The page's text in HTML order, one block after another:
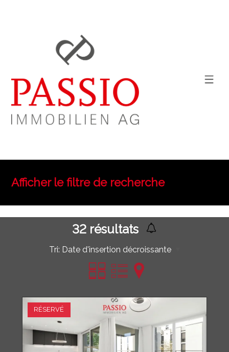
Afficher le filtre de recherche
32 résultats
Tri: Date d'insertion décroissante
RÉSERVÉ